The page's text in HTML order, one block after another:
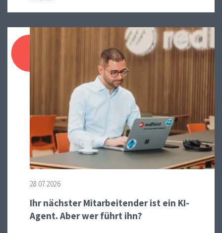
28.07.2026
Ihr nächster Mitarbeitender ist ein KI-
Agent. Aber wer führt ihn?